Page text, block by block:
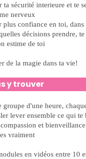
sécurité interieure et te
nerveux
plus confiance en toi, dans
décisions prendre, te
estime de toi
de la magie dans ta vie!
y trouver
d'une heure,
lever ensemble ce qui te
et bienveillance
vraiment
en vidéos entre 10